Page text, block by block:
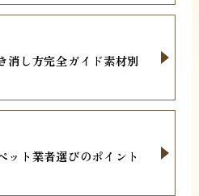
消し方完全ガイド素材別
ット業者選びのポイント